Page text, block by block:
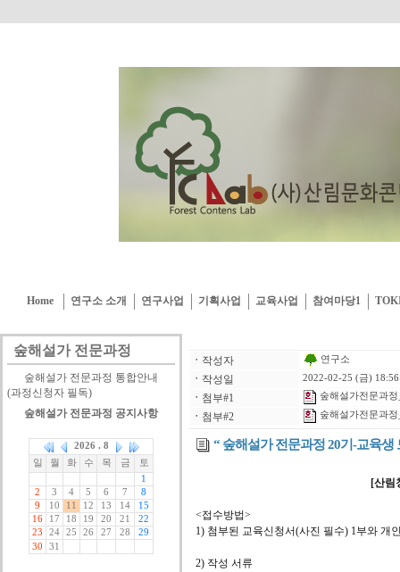
Home 연구소 소개 연구사업 기획사업 교육사업 참여마당1
숲해설가 전문과정
숲해설가 전문과정 통합안내
(과정신청자 필독)
숲해설가 전문과정 공지사항
ㆍ 작성자 연구소
ㆍ 작성일 2022-02-25 (금) 18:56
ㆍ 첨부#1 숲해설가전문과
ㆍ 첨부#2 숲해설가전문과
“ 숲해설가 전문과정 20기-교육생
[산림
<접수방법>
1) 첨부된 교육신청서(사진 필수) 1부와 개
2) 작성 서류